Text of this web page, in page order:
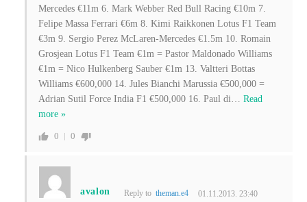
Mercedes €11m 6. Mark Webber Red Bull Racing €10m 7.
Felipe Massa Ferrari €6m 8. Kimi Raikkonen Lotus F1 Team
€3m 9. Sergio Perez McLaren-Mercedes €1.5m 10. Romain
Grosjean Lotus F1 Team €1m = Pastor Maldonado Williams
€1m = Nico Hulkenberg Sauber €1m 13. Valtteri Bottas
Williams €600,000 14. Jules Bianchi Marussia €500,000 =
Adrian Sutil Force India F1 €500,000 16. Paul di… Read
more »
0 0
avalon Reply totheman.e4 01.11.2013. 23:40